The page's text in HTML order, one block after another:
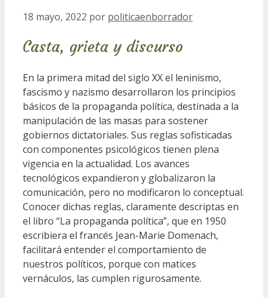
18 mayo, 2022 por politicaenborrador
Casta, grieta y discurso
En la primera mitad del siglo XX el leninismo,
fascismo y nazismo desarrollaron los principios
básicos de la propaganda política, destinada a la
manipulación de las masas para sostener
gobiernos dictatoriales. Sus reglas sofisticadas
con componentes psicológicos tienen plena
vigencia en la actualidad. Los avances
tecnológicos expandieron y globalizaron la
comunicación, pero no modificaron lo conceptual.
Conocer dichas reglas, claramente descriptas en
el libro “La propaganda política”, que en 1950
escribiera el francés Jean-Marie Domenach,
facilitará entender el comportamiento de
nuestros políticos, porque con matices
vernáculos, las cumplen rigurosamente.